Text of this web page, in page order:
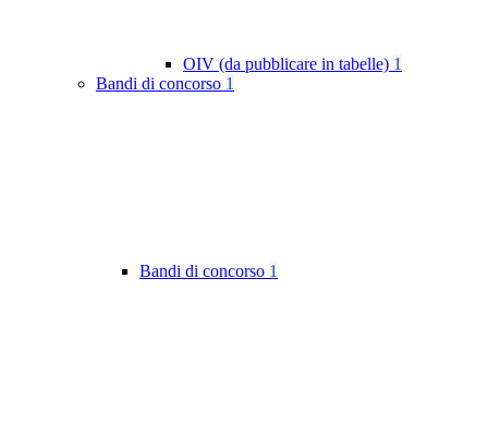
OIV (da pubblicare in tabelle) 1
Bandi di concorso 1
Bandi di concorso 1